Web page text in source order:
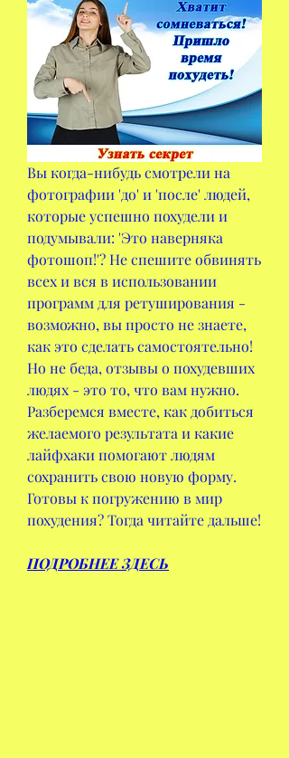
Вы когда-нибудь смотрели на
фотографии 'до' и 'после' людей,
которые успешно похудели и
подумывали: 'Это наверняка
фотошоп!'? Не спешите обвинять
всех и вся в использовании
программ для ретуширования -
возможно, вы просто не знаете,
как это сделать самостоятельно!
Но не беда, отзывы о похудевших
людях - это то, что вам нужно.
Разберемся вместе, как добиться
желаемого результата и какие
лайфхаки помогают людям
сохранить свою новую форму.
Готовы к погружению в мир
похудения? Тогда читайте дальше!
ПОДРОБНЕЕ ЗДЕСЬ